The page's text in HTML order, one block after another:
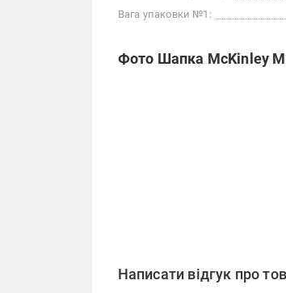
Вага упаковки №1:
Фото Шапка McKinley
Написати відгук про